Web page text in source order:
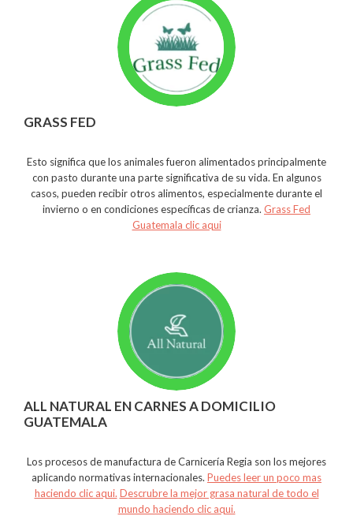
GRASS FED
Esto significa que los animales fueron alimentados principalmente
con pasto durante una parte significativa de su vida. En algunos
casos, pueden recibir otros alimentos, especialmente durante el
invierno o en condiciones específicas de crianza. Grass Fed
Guatemala clic aqui
ALL NATURAL EN CARNES A DOMICILIO
GUATEMALA
Los procesos de manufactura de Carnicería Regia son los mejores
aplicando normativas internacionales. Puedes leer un poco mas
haciendo clic aqui. Descrubre la mejor grasa natural de todo el
mundo haciendo clic aqui.